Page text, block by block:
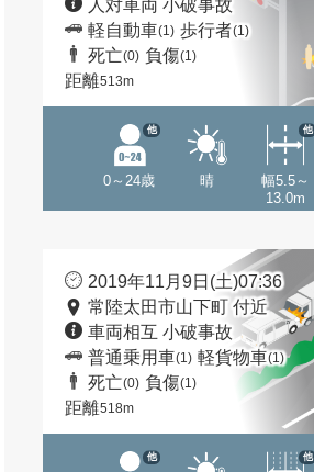
人対車両 小破事故
軽自動車(1) 歩行者(1)
死亡(0) 負傷(1)
距離513m
0～24歳
他
晴
幅5.5～
13.0m
他
2019年11月9日(土)07:36
常陸太田市山下町 付近
車両相互 小破事故
普通乗用車(1) 軽貨物車(1)
死亡(0) 負傷(1)
距離518m
他 他